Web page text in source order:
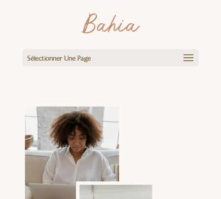
Sélectionner Une Page